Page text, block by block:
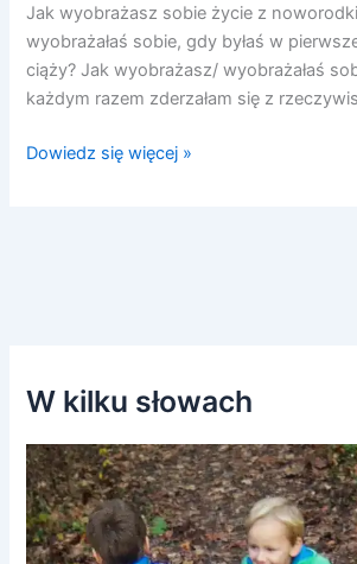
Jak wyobrażasz sobie życie z
wyobrażałaś sobie, gdy byłaś w
ciąży? Jak wyobrażasz/ wyobrażałaś
każdym razem zderzałam się z
Dowiedz się więcej »
W kilku słowach